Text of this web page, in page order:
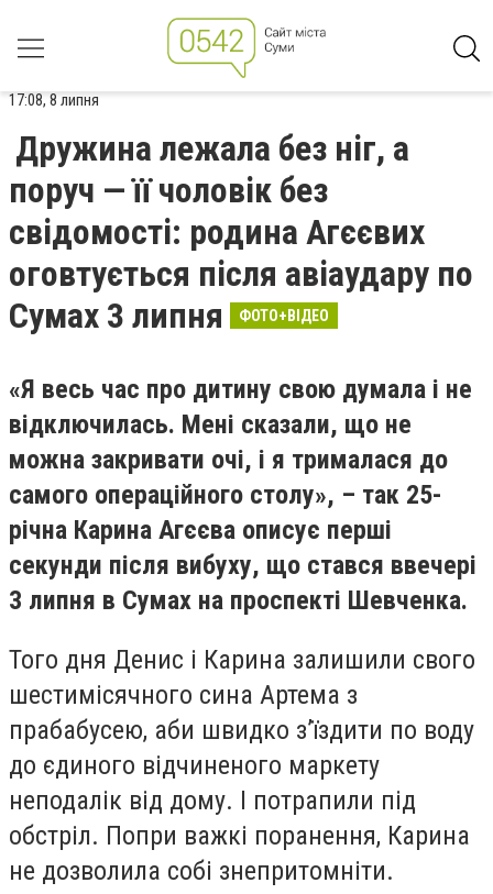
17:08, 8 липня
Дружина лежала без ніг, а
поруч — її чоловік без
свідомості: родина Агєєвих
оговтується після авіаудару по
Сумах 3 липня
ФОТО+ВІДЕО
«Я весь час про дитину свою думала і не
відключилась. Мені сказали, що не
можна закривати очі, і я трималася до
самого операційного столу», – так 25-
річна Карина Агєєва описує перші
секунди після вибуху, що стався ввечері
3 липня в Сумах на проспекті Шевченка.
Того дня Денис і Карина залишили свого
шестимісячного сина Артема з
прабабусею, аби швидко з’їздити по воду
до єдиного відчиненого маркету
неподалік від дому. І потрапили під
обстріл. Попри важкі поранення, Карина
не дозволила собі знепритомніти.